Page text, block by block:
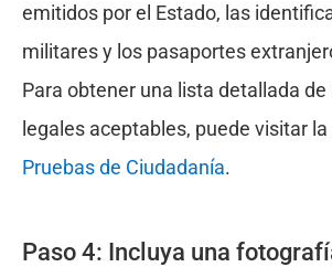
emitidos por el Estado, las
militares y los pasaportes
Para obtener una lista detallada
legales aceptables, puede visitar
Pruebas de Ciudadanía.
Paso 4: Incluya una